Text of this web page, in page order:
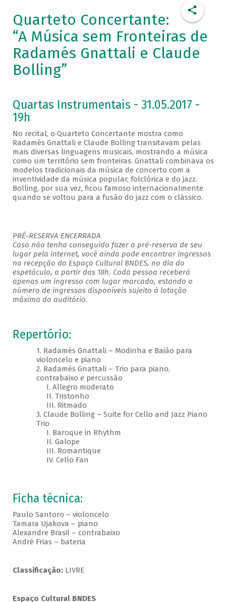
Quarteto Concertante:
“A Música sem Fronteiras de
Radamés Gnattali e Claude
Bolling”
Quartas Instrumentais - 31.05.2017 -
19h
No recital, o Quarteto Concertante mostra como
Radamés Gnattali e Claude Bolling transitavam pelas
mais diversas linguagens musicais, mostrando a música
como um território sem fronteiras. Gnattali combinava os
modelos tradicionais da música de concerto com a
inventividade da música popular, folclórica e do jazz.
Bolling, por sua vez, ficou famoso internacionalmente
quando se voltou para a fusão do jazz com o clássico.
PRÉ-RESERVA ENCERRADA
Caso não tenha conseguido fazer a pré-reserva de seu
lugar pela internet, você ainda pode encontrar ingressos
na recepção do Espaço Cultural BNDES, no dia do
espetáculo, a partir das 18h. Cada pessoa receberá
apenas um ingresso com lugar marcado, estando o
número de ingressos disponíveis sujeito à lotação
máxima do auditório.
Repertório:
1. Radamés Gnattali – Modinha e Baião para
violoncelo e piano
2. Radamés Gnattali – Trio para piano,
contrabaixo e percussão
I. Allegro moderato
II. Tristonho
III. Ritmado
3. Claude Bolling – Suite for Cello and Jazz Piano
Trio
I. Baroque in Rhythm
II. Galope
III. Romantique
IV. Cello Fan
Ficha técnica:
Paulo Santoro – violoncelo
Tamara Ujakova – piano
Alexandre Brasil – contrabaixo
André Frias – bateria
Classificação:LIVRE
Espaço Cultural BNDES